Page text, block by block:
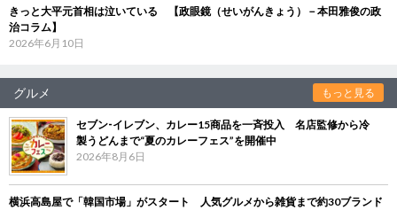
きっと大平元首相は泣いている 【政眼鏡（せいがんきょう）－本田雅俊の政
治コラム】
2026年6月10日
グルメ もっと見る
セブン‐イレブン、カレー15商品を一斉投入 名店監修から冷
製うどんまで“夏のカレーフェス”を開催中
2026年8月6日
横浜高島屋で「韓国市場」がスタート 人気グルメから雑貨まで約30ブランド